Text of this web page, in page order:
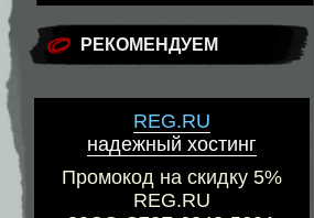
РЕКОМЕНДУЕМ
REG.RU
надежный хостинг
Промокод на скидку 5%
REG.RU